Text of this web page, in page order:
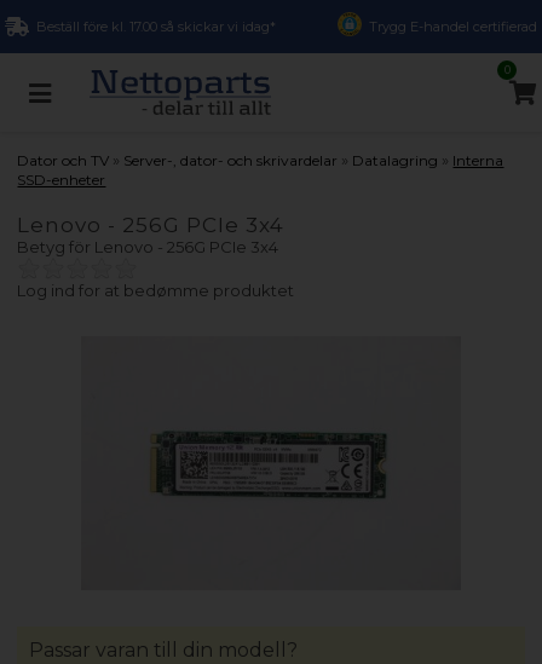
Beställ före kl. 17.00 så skickar vi idag* Trygg E-handel certifierad
0
Dator och TV » Server-, dator- och skrivardelar » Datalagring » Interna
SSD-enheter
Lenovo - 256G PCIe 3x4
Betyg för Lenovo - 256G PCIe 3x4
Log ind for at bedømme produktet
Passar varan till din modell?